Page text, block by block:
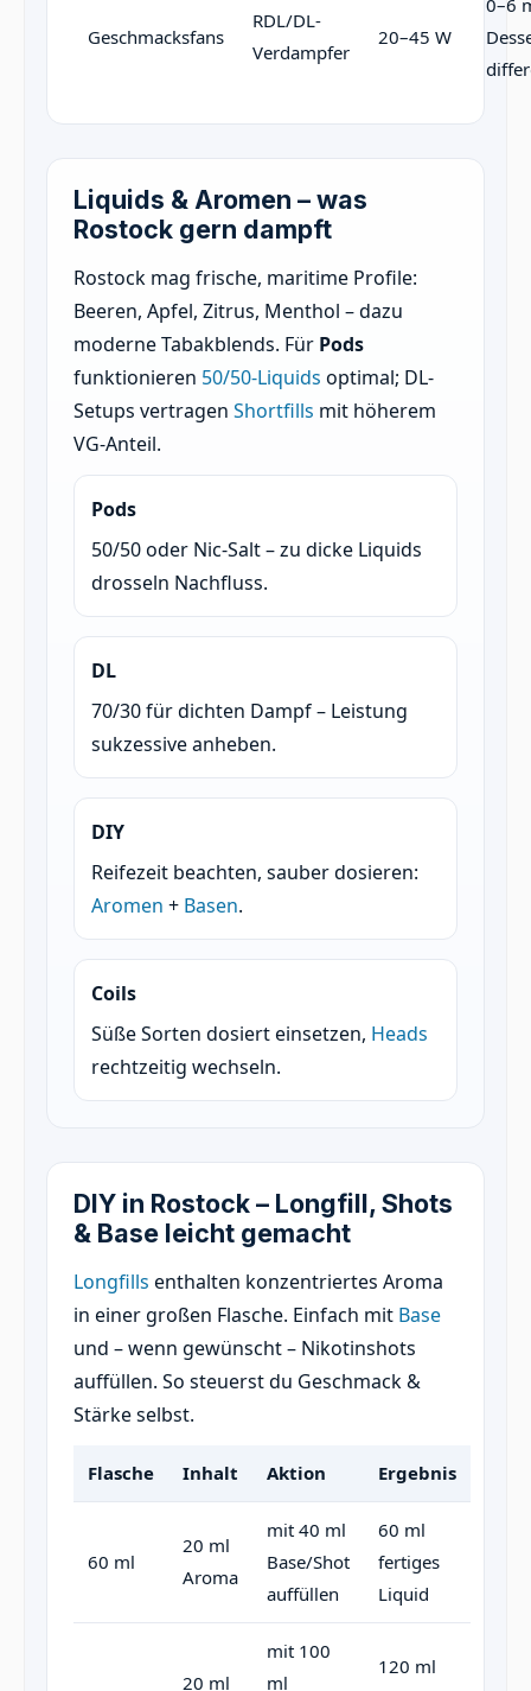
Geschmacksfans
RDL/DL-
Verdampfer
20–45 W
Liquids & Aromen – was
Rostock gern dampft
Rostock mag frische, maritime Profile:
Beeren, Apfel, Zitrus, Menthol – dazu
moderne Tabakblends. Für Pods
funktionieren 50/50-Liquids optimal; DL-
Setups vertragen Shortfills mit höherem
VG-Anteil.
Pods
50/50 oder Nic-Salt – zu dicke Liquids
drosseln Nachfluss.
DL
70/30 für dichten Dampf – Leistung
sukzessive anheben.
DIY
Reifezeit beachten, sauber dosieren:
Aromen + Basen.
Coils
Süße Sorten dosiert einsetzen, Heads
rechtzeitig wechseln.
DIY in Rostock – Longfill, Shots
& Base leicht gemacht
Longfills enthalten konzentriertes Aroma
in einer großen Flasche. Einfach mit Base
und – wenn gewünscht – Nikotinshots
auffüllen. So steuerst du Geschmack &
Stärke selbst.
Flasche Inhalt Aktion Ergebnis
60 ml
20 ml
Aroma
mit 40 ml
Base/Shot
auffüllen
60 ml
fertiges
Liquid
20 ml
mit 100
ml
120 ml